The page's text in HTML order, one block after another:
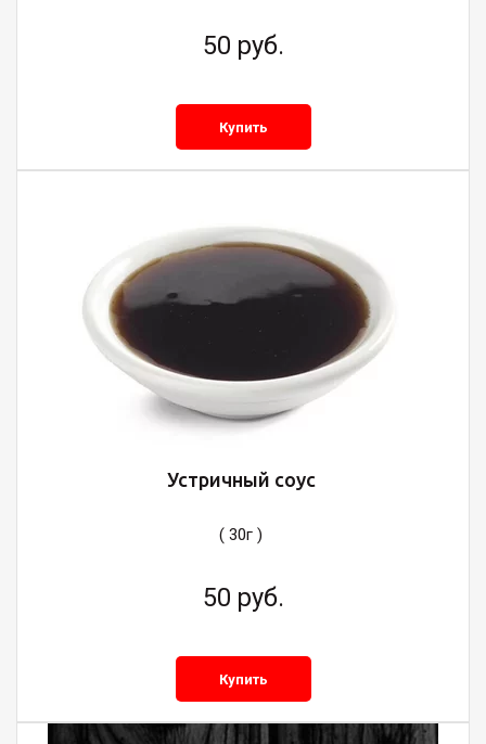
50 руб.
Купить
Устричный соус
( 30г )
50 руб.
Купить